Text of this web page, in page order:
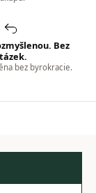
Bez
bez byrokracie.